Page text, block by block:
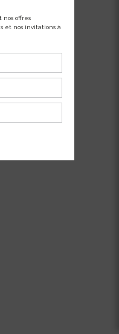
offres
et nos invitations à